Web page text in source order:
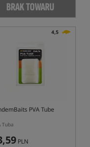
BRAK TOWARU
4,5
PVA Tube
Tuba
PLN